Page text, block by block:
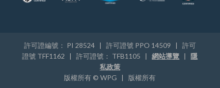
許可證編號： PI 28524 | 許可證號 PPO 14509 | 許可
證號 TFF1162 | 許可證號： TFB1105 |網站導覽 | 隱
私政策
版權所有 © WPG | 版權所有